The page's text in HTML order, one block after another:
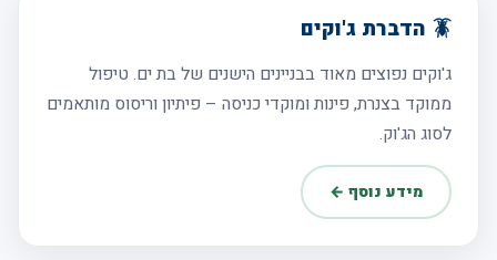
🪳 הדברת ג'וקים
ג'וקים נפוצים מאוד בבניינים הישנים של בת ים. טיפול
ממוקד בצנרת, פינות ומוקדי כניסה – פיתיון וריסוס מותאמים
לסוג הג'וק.
מידע נוסף ←